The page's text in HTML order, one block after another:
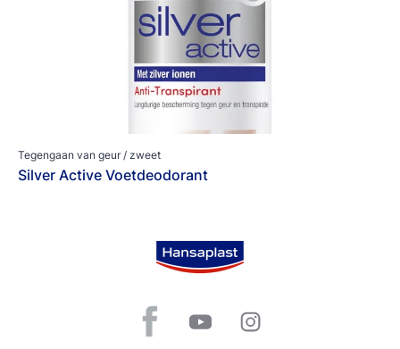
Tegengaan van geur / zweet
Silver Active Voetdeodorant